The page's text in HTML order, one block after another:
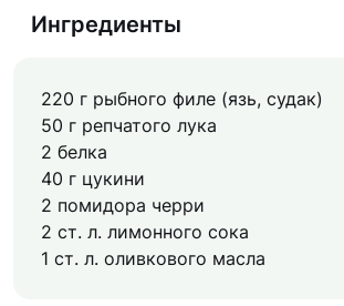
Ингредиенты
220 г рыбного филе (язь, судак)
50 г репчатого лука
2 белка
40 г цукини
2 помидора черри
2 ст. л. лимонного сока
1 ст. л. оливкового масла